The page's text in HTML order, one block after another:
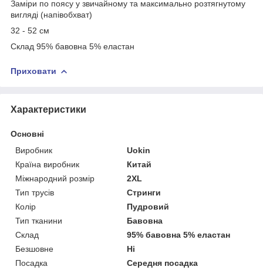
Заміри по поясу у звичайному та максимально розтягнутому
вигляді (напівобхват)
32 - 52 см
Склад 95% бавовна 5% еластан
Приховати
Характеристики
Основні
Виробник
Uokin
Країна виробник
Китай
Міжнародний розмір
2XL
Тип трусів
Стринги
Колір
Пудровий
Тип тканини
Бавовна
Склад
95% бавовна 5% еластан
Безшовне
Ні
Посадка
Середня посадка